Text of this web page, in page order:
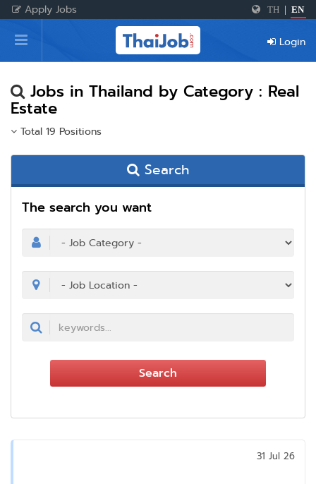
Apply Jobs TH EN
Home
Login
Register
Login
Jobs in Thailand by Category : Real
Estate
Total 19 Positions
Search
The search you want
Search
31 Jul 26